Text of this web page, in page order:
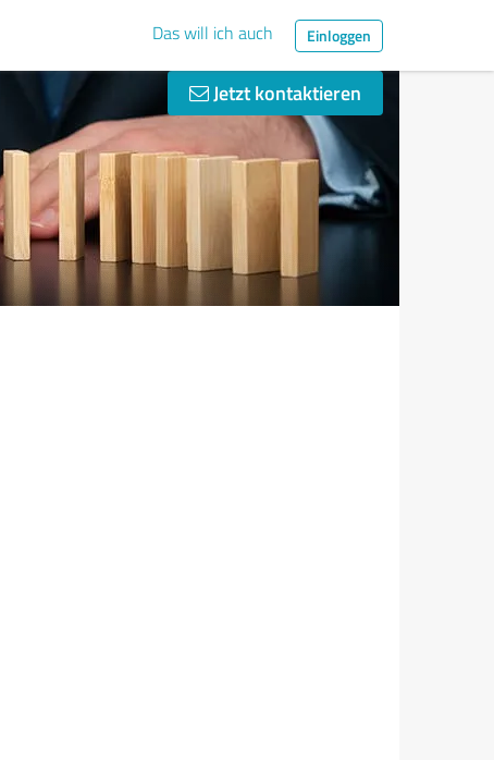
Das will ich auch Einloggen
Jetzt kontaktieren